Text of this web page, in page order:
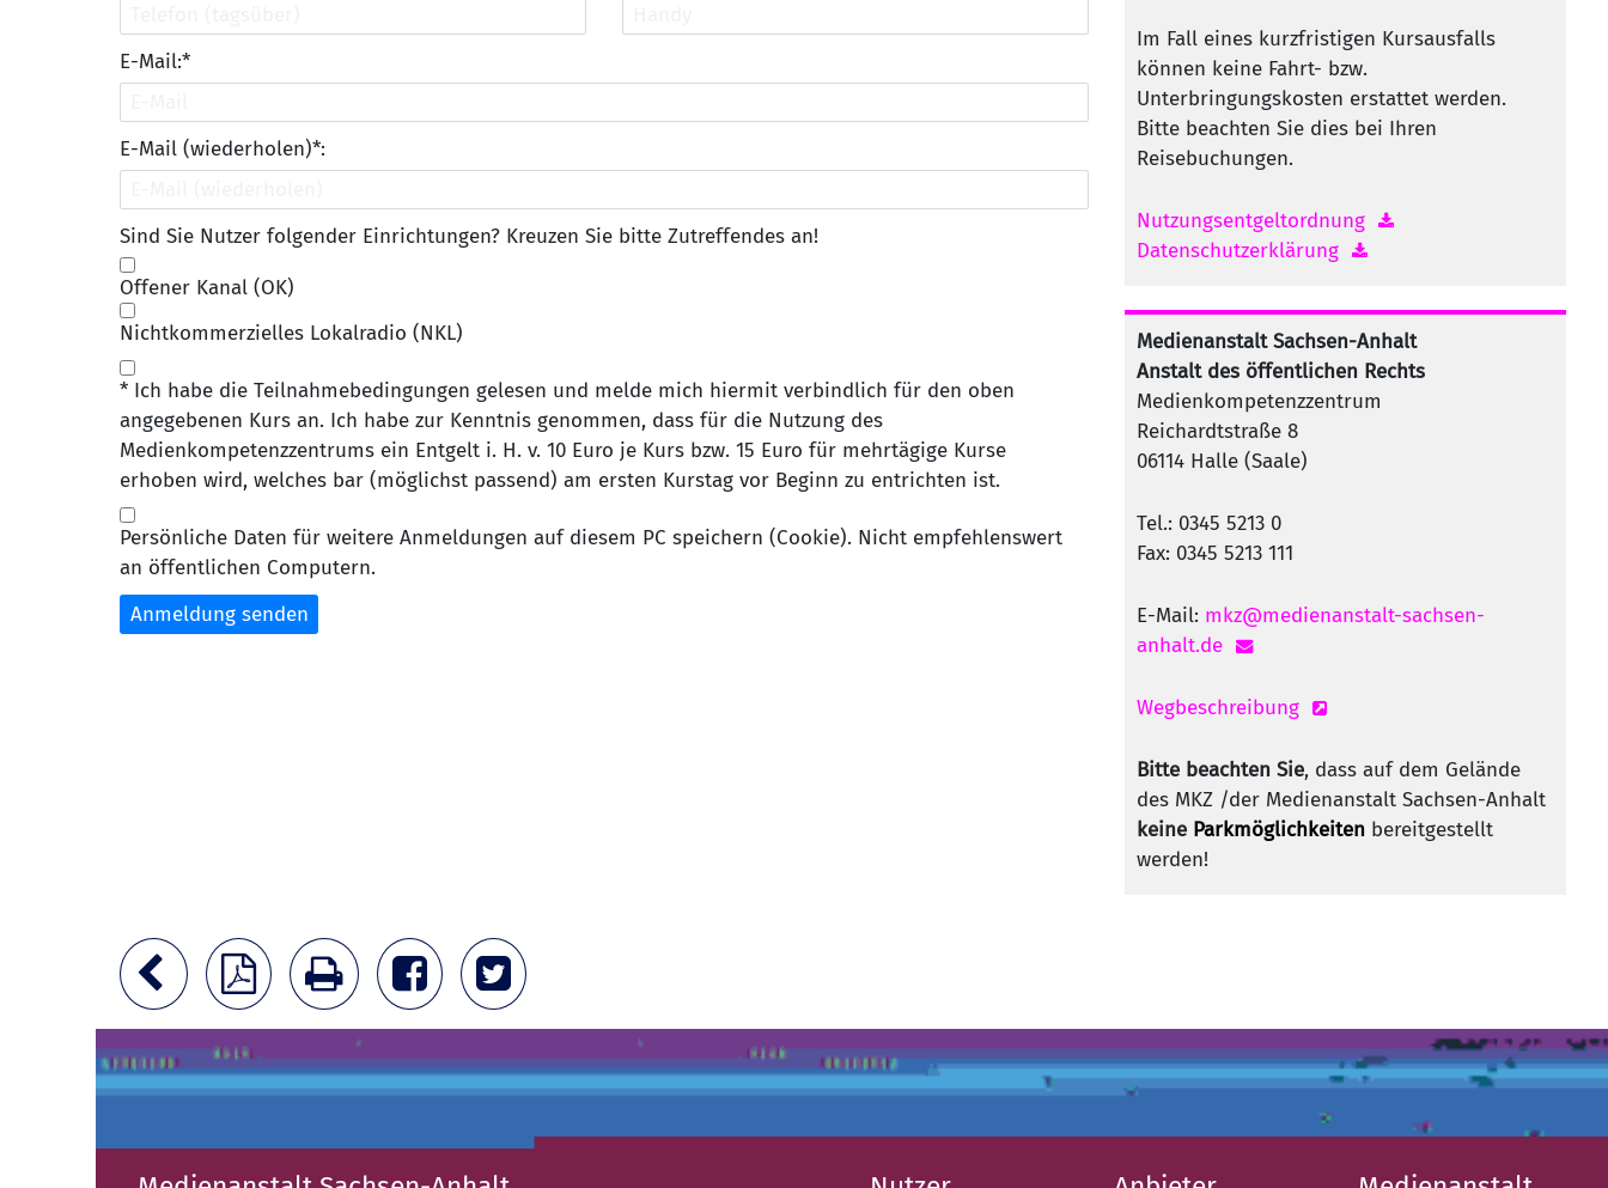
E-Mail:*
E-Mail (wiederholen)*:
Sind Sie Nutzer folgender Einrichtungen? Kreuzen Sie bitte Zutreffendes an!
Offener Kanal (OK)
Nichtkommerzielles Lokalradio (NKL)
* Ich habe die Teilnahmebedingungen gelesen und melde mich hiermit verbindlich für den oben
angegebenen Kurs an. Ich habe zur Kenntnis genommen, dass für die Nutzung des
Medienkompetenzzentrums ein Entgelt i. H. v. 10 Euro je Kurs bzw. 15 Euro für mehrtägige Kurse
erhoben wird, welches bar (möglichst passend) am ersten Kurstag vor Beginn zu entrichten ist.
Persönliche Daten für weitere Anmeldungen auf diesem PC speichern (Cookie). Nicht empfehlenswert
an öffentlichen Computern.
Anmeldung senden
Im Fall eines kurzfristigen Kursausfalls
können keine Fahrt- bzw.
Unterbringungskosten erstattet werden.
Bitte beachten Sie dies bei Ihren
Reisebuchungen.
Nutzungsentgeltordnung
Datenschutzerklärung
Medienanstalt Sachsen-Anhalt
Anstalt des öffentlichen Rechts
Medienkompetenzzentrum
Reichardtstraße 8
06114 Halle (Saale)
Tel.: 0345 5213 0
Fax: 0345 5213 111
E-Mail: mkz@medienanstalt-sachsen-
anhalt.de
Wegbeschreibung
Bitte beachten Sie, dass auf dem Gelände
des MKZ /der Medienanstalt Sachsen-Anhalt
keine Parkmöglichkeiten bereitgestellt
werden!